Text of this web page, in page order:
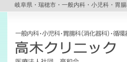
岐阜県・瑞穂市・一般内科・小児科・胃